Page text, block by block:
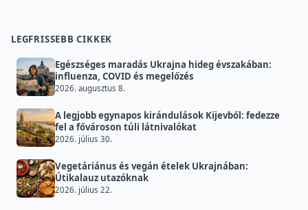
LEGFRISSEBB CIKKEK
Egészséges maradás Ukrajna hideg évszakában:
influenza, COVID és megelőzés
2026. augusztus 8.
A legjobb egynapos kirándulások Kijevből: fedezze
fel a fővároson túli látnivalókat
2026. július 30.
Vegetáriánus és vegán ételek Ukrajnában:
Útikalauz utazóknak
2026. július 22.